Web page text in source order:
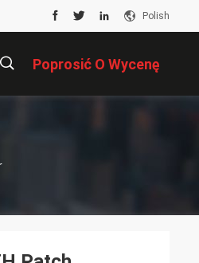
Polish
Poprosić O Wycenę